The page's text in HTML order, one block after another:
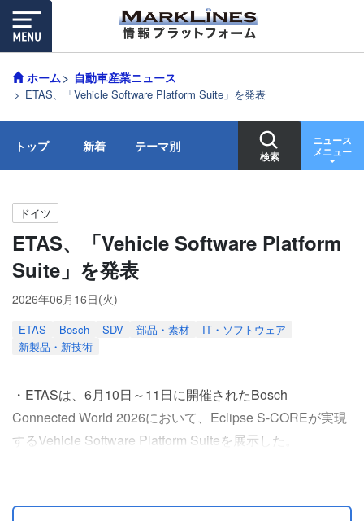
ホーム 自動車産業ニュース
ETAS、「Vehicle Software Platform Suite」を発表
トップ 新着 テーマ別
検索
ニュース
メニュー
ドイツ
ETAS、「Vehicle Software Platform
Suite」を発表
2026年06月16日(火)
ETAS Bosch SDV 部品・素材
IT・ソフトウェア
新製品・新技術
・ETASは、6月10日～11日に開催されたBosch
Connected World 2026において、Eclipse S-COREが実現
するVehicle Software Platform Suiteを展示した。
向けのスケーラブルなソフトウェア基盤を構築する方法を